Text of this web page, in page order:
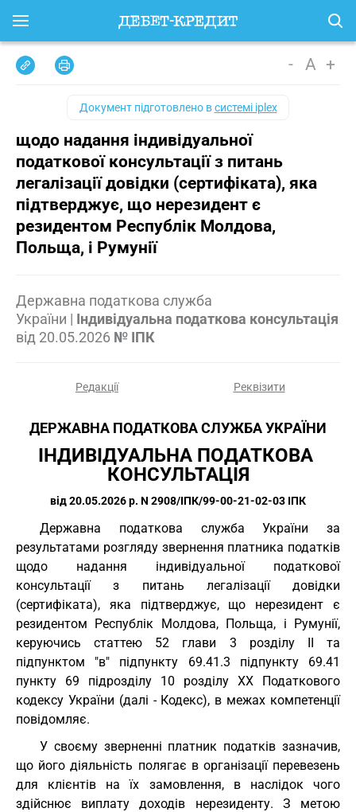
- A +
Документ підготовлено всистемі iplex
щодо надання індивідуальної
податкової консультації з питань
легалізації довідки (сертифіката), яка
підтверджує, що нерезидент є
резидентом Республік Молдова,
Польща, і Румунії
Державна податкова служба
України | Індивідуальна податкова консультація
від 20.05.2026 № ІПК
Редакції Реквізити
ДЕРЖАВНА ПОДАТКОВА СЛУЖБА УКРАЇНИ
ІНДИВІДУАЛЬНА ПОДАТКОВА
КОНСУЛЬТАЦІЯ
від 20.05.2026 р. N 2908/ІПК/99-00-21-02-03 ІПК
Державна податкова служба України за
результатами розгляду звернення платника податків
щодо надання індивідуальної податкової
консультації з питань легалізації довідки
(сертифіката), яка підтверджує, що нерезидент є
резидентом Республік Молдова, Польща, і Румунії,
керуючись статтею 52 глави 3 розділу II та
підпунктом "в" підпункту 69.41.3 підпункту 69.41
пункту 69 підрозділу 10 розділу XX Податкового
кодексу України (далі - Кодекс), в межах компетенції
повідомляє.
У своєму зверненні платник податків зазначив,
що його діяльність полягає в організації перевезень
для клієнтів на їх замовлення, в наслідок чого
здійснює виплату доходів нерезиденту. З метою